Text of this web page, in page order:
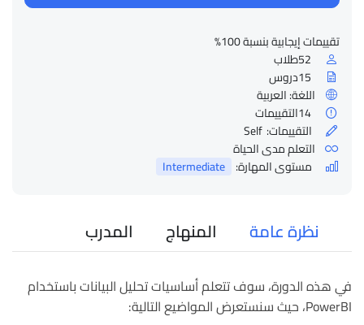
نظرة عامة المنهاج المدرب
في هذه الدورة، سوف تتعلم أساسيات تحليل البيانات باستخدام
PowerBI، حيث سنستعرض المواضيع التالية:
تقييمات إيجابية بنسبة 100%
52طلاب
15دروس
اللغة: العربية
14التقييمات
التقييمات: Self
التعلم مدى الحياة
مستوى المهارة: Intermediate